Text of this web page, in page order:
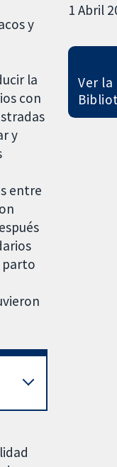
y
la
con
y
entre
parto
1 Abril
Ver